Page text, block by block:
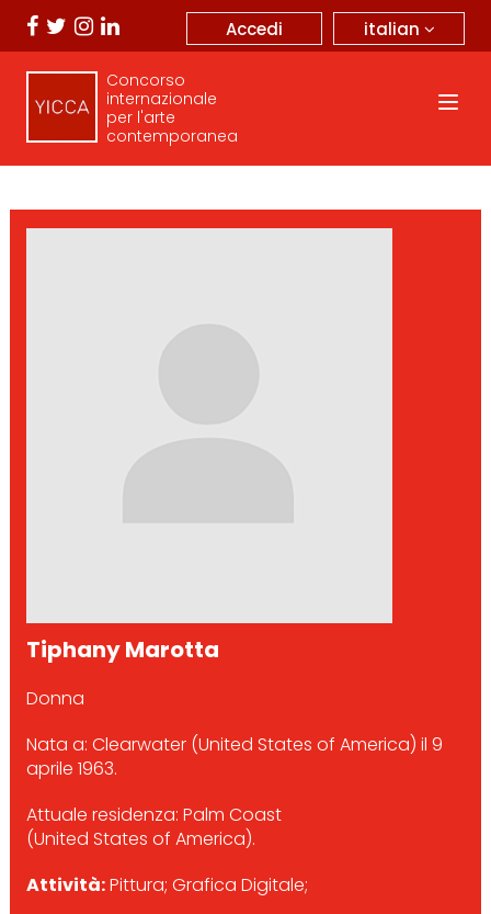
italian
Accedi
Concorso
internazionale
per l'arte
contemporanea
Tiphany Marotta
Donna
Nata a: Clearwater (United States of America) il 9
aprile 1963.
Attuale residenza: Palm Coast
(United States of America).
Attività:Pittura; Grafica Digitale;